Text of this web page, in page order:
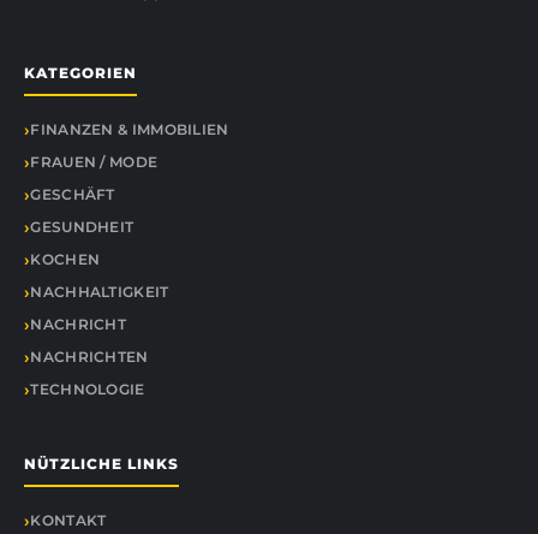
KATEGORIEN
FINANZEN & IMMOBILIEN
FRAUEN / MODE
GESCHÄFT
GESUNDHEIT
KOCHEN
NACHHALTIGKEIT
NACHRICHT
NACHRICHTEN
TECHNOLOGIE
NÜTZLICHE LINKS
KONTAKT